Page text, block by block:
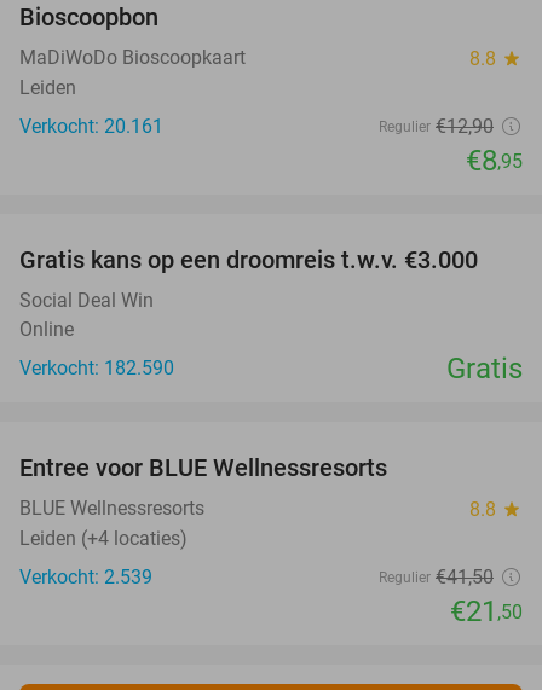
Bioscoopbon
MaDiWoDo Bioscoopkaart 8.8 star
Leiden
Verkocht: 20.161
Regulier €12,90
€8,95
Gratis kans op een droomreis t.w.v. €3.000
Social Deal Win
Online
Verkocht: 182.590
Gratis
Entree voor BLUE Wellnessresorts
BLUE Wellnessresorts 8.8 star
Leiden (+4 locaties)
Verkocht: 2.539
Regulier €41,50
€21 ,50